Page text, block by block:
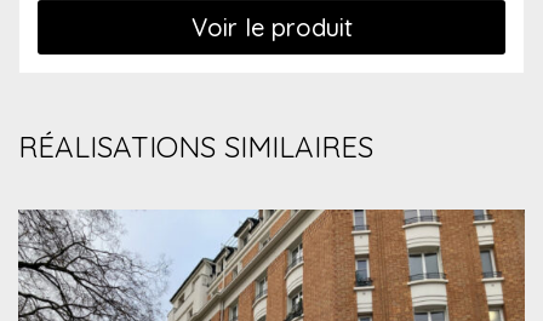
Voir le produit
RÉALISATIONS SIMILAIRES